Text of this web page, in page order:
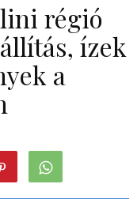
régió
ízek
a